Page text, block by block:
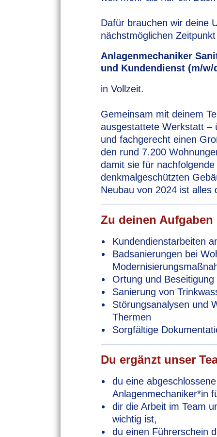
Dafür brauchen wir deine
nächstmöglichen
Anlagenmechaniker
und Kundendienst (m/w/
in Vollzeit.
Gemeinsam mit deinem
ausgestattete Werkstatt –
und fachgerecht einen
den rund 7.200
damit sie für
denkmalgeschützten
Neubau von 2024 ist alles
Zu deinen Aufgaben
Kundendienstarbeiten
Badsanierungen bei
Ortung und
Sanierung von
Störungsanalysen und
Thermen
Sorgfältige
Du ergänzt unser
du eine
Anlagenmechaniker*in
dir die Arbeit im Team
wichtig ist,
du einen Führerschein